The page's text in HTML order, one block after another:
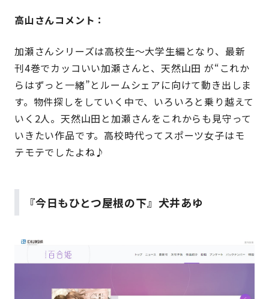
高山さんコメント：
加瀬さんシリーズは高校生〜大学生編となり、最新
刊4巻でカッコいい加瀬さんと、天然山田 が“これか
らはずっと一緒”とルームシェアに向けて動き出しま
す。物件探しをしていく中で、いろいろと乗り越えて
いく2人。天然山田と加瀬さんをこれからも見守って
いきたい作品です。高校時代ってスポーツ女子はモ
テモテでしたよね♪
『今日もひとつ屋根の下』犬井あゆ